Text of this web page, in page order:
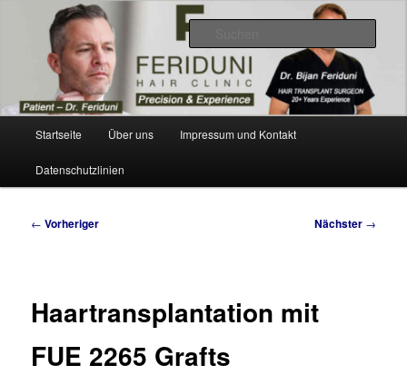
Dr. Feriduni Haartransplantation –
Blog Schweiz
Videos, Resultate, Bilder
Startseite Über uns Impressum und Kontakt
Datenschutzlinien
Beitragsnavigation
← Vorheriger Nächster →
Haartransplantation mit
FUE 2265 Grafts